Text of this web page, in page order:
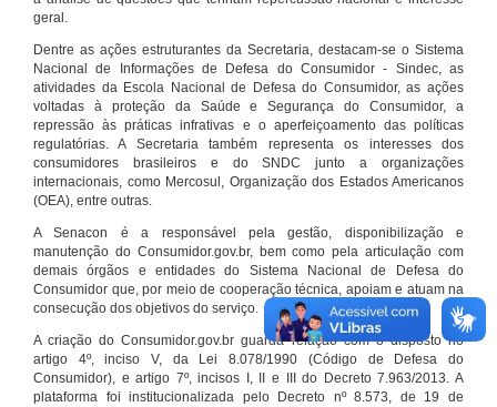
geral.
Dentre as ações estruturantes da Secretaria, destacam-se o Sistema
Nacional de Informações de Defesa do Consumidor - Sindec, as
atividades da Escola Nacional de Defesa do Consumidor, as ações
voltadas à proteção da Saúde e Segurança do Consumidor, a
repressão às práticas infrativas e o aperfeiçoamento das políticas
regulatórias. A Secretaria também representa os interesses dos
consumidores brasileiros e do SNDC junto a organizações
internacionais, como Mercosul, Organização dos Estados Americanos
(OEA), entre outras.
A Senacon é a responsável pela gestão, disponibilização e
manutenção do Consumidor.gov.br, bem como pela articulação com
demais órgãos e entidades do Sistema Nacional de Defesa do
Consumidor que, por meio de cooperação técnica, apoiam e atuam na
consecução dos objetivos do serviço.
A criação do Consumidor.gov.br guarda relação com o disposto no
artigo 4º, inciso V, da Lei 8.078/1990 (Código de Defesa do
Consumidor), e artigo 7º, incisos I, II e III do Decreto 7.963/2013. A
plataforma foi institucionalizada pelo Decreto nº 8.573, de 19 de